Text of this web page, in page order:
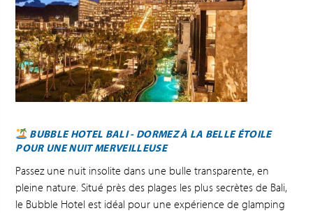
BUBBLE HOTEL BALI - DORMEZ À LA BELLE ÉTOILE
POUR UNE NUIT MERVEILLEUSE
Passez une nuit insolite dans une bulle transparente, en
pleine nature. Situé près des plages les plus secrètes de Bali,
le Bubble Hotel est idéal pour une expérience de glamping